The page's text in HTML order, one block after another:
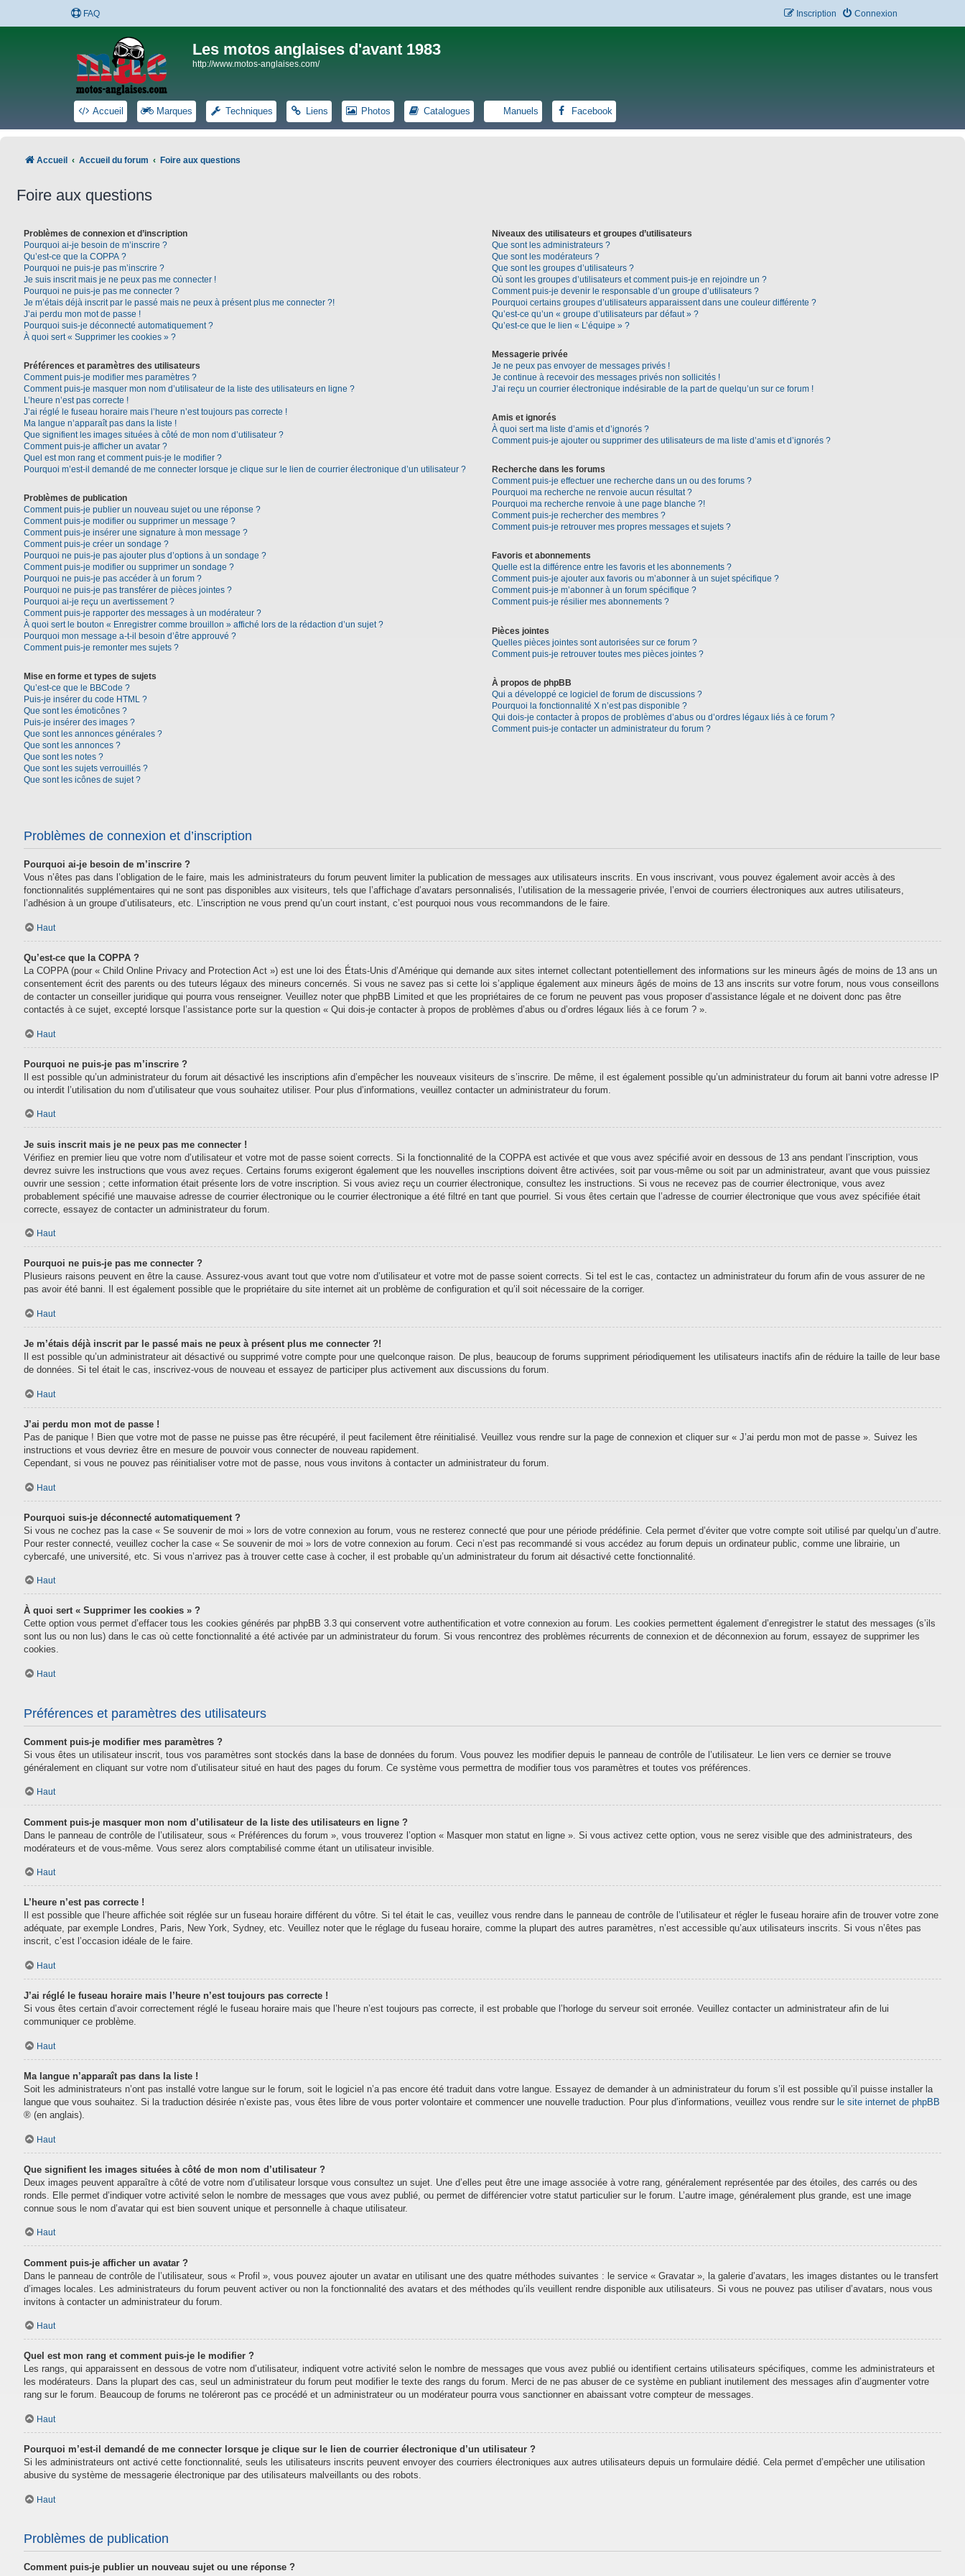
FAQ Connexion
Inscription
Les motos anglaises d'avant 1983
http://www.motos-anglaises.com/
Accueil Marques Techniques Liens Photos Catalogues Manuels Facebook
Accueil Accueil du forum Foire aux questions
Foire aux questions
Problèmes de connexion et d’inscription
Pourquoi ai-je besoin de m’inscrire ?
Qu’est-ce que la COPPA ?
Pourquoi ne puis-je pas m’inscrire ?
Je suis inscrit mais je ne peux pas me connecter !
Pourquoi ne puis-je pas me connecter ?
Je m’étais déjà inscrit par le passé mais ne peux à présent plus me connecter ?!
J’ai perdu mon mot de passe !
Pourquoi suis-je déconnecté automatiquement ?
À quoi sert « Supprimer les cookies » ?
Préférences et paramètres des utilisateurs
Comment puis-je modifier mes paramètres ?
Comment puis-je masquer mon nom d’utilisateur de la liste des utilisateurs en ligne ?
L’heure n’est pas correcte !
J’ai réglé le fuseau horaire mais l’heure n’est toujours pas correcte !
Ma langue n’apparaît pas dans la liste !
Que signifient les images situées à côté de mon nom d’utilisateur ?
Comment puis-je afficher un avatar ?
Quel est mon rang et comment puis-je le modifier ?
Pourquoi m’est-il demandé de me connecter lorsque je clique sur le lien de courrier électronique d’un utilisateur ?
Problèmes de publication
Comment puis-je publier un nouveau sujet ou une réponse ?
Comment puis-je modifier ou supprimer un message ?
Comment puis-je insérer une signature à mon message ?
Comment puis-je créer un sondage ?
Pourquoi ne puis-je pas ajouter plus d’options à un sondage ?
Comment puis-je modifier ou supprimer un sondage ?
Pourquoi ne puis-je pas accéder à un forum ?
Pourquoi ne puis-je pas transférer de pièces jointes ?
Pourquoi ai-je reçu un avertissement ?
Comment puis-je rapporter des messages à un modérateur ?
À quoi sert le bouton « Enregistrer comme brouillon » affiché lors de la rédaction d’un sujet ?
Pourquoi mon message a-t-il besoin d’être approuvé ?
Comment puis-je remonter mes sujets ?
Mise en forme et types de sujets
Qu’est-ce que le BBCode ?
Puis-je insérer du code HTML ?
Que sont les émoticônes ?
Puis-je insérer des images ?
Que sont les annonces générales ?
Que sont les annonces ?
Que sont les notes ?
Que sont les sujets verrouillés ?
Que sont les icônes de sujet ?
Niveaux des utilisateurs et groupes d’utilisateurs
Que sont les administrateurs ?
Que sont les modérateurs ?
Que sont les groupes d’utilisateurs ?
Où sont les groupes d’utilisateurs et comment puis-je en rejoindre un ?
Comment puis-je devenir le responsable d’un groupe d’utilisateurs ?
Pourquoi certains groupes d’utilisateurs apparaissent dans une couleur différente ?
Qu’est-ce qu’un « groupe d’utilisateurs par défaut » ?
Qu’est-ce que le lien « L’équipe » ?
Messagerie privée
Je ne peux pas envoyer de messages privés !
Je continue à recevoir des messages privés non sollicités !
J’ai reçu un courrier électronique indésirable de la part de quelqu’un sur ce forum !
Amis et ignorés
À quoi sert ma liste d’amis et d’ignorés ?
Comment puis-je ajouter ou supprimer des utilisateurs de ma liste d’amis et d’ignorés ?
Recherche dans les forums
Comment puis-je effectuer une recherche dans un ou des forums ?
Pourquoi ma recherche ne renvoie aucun résultat ?
Pourquoi ma recherche renvoie à une page blanche ?!
Comment puis-je rechercher des membres ?
Comment puis-je retrouver mes propres messages et sujets ?
Favoris et abonnements
Quelle est la différence entre les favoris et les abonnements ?
Comment puis-je ajouter aux favoris ou m’abonner à un sujet spécifique ?
Comment puis-je m’abonner à un forum spécifique ?
Comment puis-je résilier mes abonnements ?
Pièces jointes
Quelles pièces jointes sont autorisées sur ce forum ?
Comment puis-je retrouver toutes mes pièces jointes ?
À propos de phpBB
Qui a développé ce logiciel de forum de discussions ?
Pourquoi la fonctionnalité X n’est pas disponible ?
Qui dois-je contacter à propos de problèmes d’abus ou d’ordres légaux liés à ce forum ?
Comment puis-je contacter un administrateur du forum ?
Problèmes de connexion et d’inscription
Pourquoi ai-je besoin de m’inscrire ?
Vous n’êtes pas dans l’obligation de le faire, mais les administrateurs du forum peuvent limiter la publication de messages aux utilisateurs inscrits. En vous inscrivant, vous pouvez également avoir accès à des
fonctionnalités supplémentaires qui ne sont pas disponibles aux visiteurs, tels que l’affichage d’avatars personnalisés, l’utilisation de la messagerie privée, l’envoi de courriers électroniques aux autres utilisateurs,
l’adhésion à un groupe d’utilisateurs, etc. L’inscription ne vous prend qu’un court instant, c’est pourquoi nous vous recommandons de le faire.
Haut
Qu’est-ce que la COPPA ?
La COPPA (pour « Child Online Privacy and Protection Act ») est une loi des États-Unis d’Amérique qui demande aux sites internet collectant potentiellement des informations sur les mineurs âgés de moins de 13 ans un
consentement écrit des parents ou des tuteurs légaux des mineurs concernés. Si vous ne savez pas si cette loi s’applique également aux mineurs âgés de moins de 13 ans inscrits sur votre forum, nous vous conseillons
de contacter un conseiller juridique qui pourra vous renseigner. Veuillez noter que phpBB Limited et que les propriétaires de ce forum ne peuvent pas vous proposer d’assistance légale et ne doivent donc pas être
contactés à ce sujet, excepté lorsque l’assistance porte sur la question « Qui dois-je contacter à propos de problèmes d’abus ou d’ordres légaux liés à ce forum ? ».
Haut
Pourquoi ne puis-je pas m’inscrire ?
Il est possible qu’un administrateur du forum ait désactivé les inscriptions afin d’empêcher les nouveaux visiteurs de s’inscrire. De même, il est également possible qu’un administrateur du forum ait banni votre adresse IP
ou interdit l’utilisation du nom d’utilisateur que vous souhaitez utiliser. Pour plus d’informations, veuillez contacter un administrateur du forum.
Haut
Je suis inscrit mais je ne peux pas me connecter !
Vérifiez en premier lieu que votre nom d’utilisateur et votre mot de passe soient corrects. Si la fonctionnalité de la COPPA est activée et que vous avez spécifié avoir en dessous de 13 ans pendant l’inscription, vous
devrez suivre les instructions que vous avez reçues. Certains forums exigeront également que les nouvelles inscriptions doivent être activées, soit par vous-même ou soit par un administrateur, avant que vous puissiez
ouvrir une session ; cette information était présente lors de votre inscription. Si vous aviez reçu un courrier électronique, consultez les instructions. Si vous ne recevez pas de courrier électronique, vous avez
probablement spécifié une mauvaise adresse de courrier électronique ou le courrier électronique a été filtré en tant que pourriel. Si vous êtes certain que l’adresse de courrier électronique que vous avez spécifiée était
correcte, essayez de contacter un administrateur du forum.
Haut
Pourquoi ne puis-je pas me connecter ?
Plusieurs raisons peuvent en être la cause. Assurez-vous avant tout que votre nom d’utilisateur et votre mot de passe soient corrects. Si tel est le cas, contactez un administrateur du forum afin de vous assurer de ne
pas avoir été banni. Il est également possible que le propriétaire du site internet ait un problème de configuration et qu’il soit nécessaire de la corriger.
Haut
Je m’étais déjà inscrit par le passé mais ne peux à présent plus me connecter ?!
Il est possible qu’un administrateur ait désactivé ou supprimé votre compte pour une quelconque raison. De plus, beaucoup de forums suppriment périodiquement les utilisateurs inactifs afin de réduire la taille de leur base
de données. Si tel était le cas, inscrivez-vous de nouveau et essayez de participer plus activement aux discussions du forum.
Haut
J’ai perdu mon mot de passe !
Pas de panique ! Bien que votre mot de passe ne puisse pas être récupéré, il peut facilement être réinitialisé. Veuillez vous rendre sur la page de connexion et cliquer sur « J’ai perdu mon mot de passe ». Suivez les
instructions et vous devriez être en mesure de pouvoir vous connecter de nouveau rapidement.
Cependant, si vous ne pouvez pas réinitialiser votre mot de passe, nous vous invitons à contacter un administrateur du forum.
Haut
Pourquoi suis-je déconnecté automatiquement ?
Si vous ne cochez pas la case « Se souvenir de moi » lors de votre connexion au forum, vous ne resterez connecté que pour une période prédéfinie. Cela permet d’éviter que votre compte soit utilisé par quelqu’un d’autre.
Pour rester connecté, veuillez cocher la case « Se souvenir de moi » lors de votre connexion au forum. Ceci n’est pas recommandé si vous accédez au forum depuis un ordinateur public, comme une librairie, un
cybercafé, une université, etc. Si vous n’arrivez pas à trouver cette case à cocher, il est probable qu’un administrateur du forum ait désactivé cette fonctionnalité.
Haut
À quoi sert « Supprimer les cookies » ?
Cette option vous permet d’effacer tous les cookies générés par phpBB 3.3 qui conservent votre authentification et votre connexion au forum. Les cookies permettent également d’enregistrer le statut des messages (s’ils
sont lus ou non lus) dans le cas où cette fonctionnalité a été activée par un administrateur du forum. Si vous rencontrez des problèmes récurrents de connexion et de déconnexion au forum, essayez de supprimer les
cookies.
Haut
Préférences et paramètres des utilisateurs
Comment puis-je modifier mes paramètres ?
Si vous êtes un utilisateur inscrit, tous vos paramètres sont stockés dans la base de données du forum. Vous pouvez les modifier depuis le panneau de contrôle de l’utilisateur. Le lien vers ce dernier se trouve
généralement en cliquant sur votre nom d’utilisateur situé en haut des pages du forum. Ce système vous permettra de modifier tous vos paramètres et toutes vos préférences.
Haut
Comment puis-je masquer mon nom d’utilisateur de la liste des utilisateurs en ligne ?
Dans le panneau de contrôle de l’utilisateur, sous « Préférences du forum », vous trouverez l’option « Masquer mon statut en ligne ». Si vous activez cette option, vous ne serez visible que des administrateurs, des
modérateurs et de vous-même. Vous serez alors comptabilisé comme étant un utilisateur invisible.
Haut
L’heure n’est pas correcte !
Il est possible que l’heure affichée soit réglée sur un fuseau horaire différent du vôtre. Si tel était le cas, veuillez vous rendre dans le panneau de contrôle de l’utilisateur et régler le fuseau horaire afin de trouver votre zone
adéquate, par exemple Londres, Paris, New York, Sydney, etc. Veuillez noter que le réglage du fuseau horaire, comme la plupart des autres paramètres, n’est accessible qu’aux utilisateurs inscrits. Si vous n’êtes pas
inscrit, c’est l’occasion idéale de le faire.
Haut
J’ai réglé le fuseau horaire mais l’heure n’est toujours pas correcte !
Si vous êtes certain d’avoir correctement réglé le fuseau horaire mais que l’heure n’est toujours pas correcte, il est probable que l’horloge du serveur soit erronée. Veuillez contacter un administrateur afin de lui
communiquer ce problème.
Haut
Ma langue n’apparaît pas dans la liste !
Soit les administrateurs n’ont pas installé votre langue sur le forum, soit le logiciel n’a pas encore été traduit dans votre langue. Essayez de demander à un administrateur du forum s’il est possible qu’il puisse installer la
langue que vous souhaitez. Si la traduction désirée n’existe pas, vous êtes libre de vous porter volontaire et commencer une nouvelle traduction. Pour plus d’informations, veuillez vous rendre sur le site internet de phpBB
® (en anglais).
Haut
Que signifient les images situées à côté de mon nom d’utilisateur ?
Deux images peuvent apparaître à côté de votre nom d’utilisateur lorsque vous consultez un sujet. Une d’elles peut être une image associée à votre rang, généralement représentée par des étoiles, des carrés ou des
ronds. Elle permet d’indiquer votre activité selon le nombre de messages que vous avez publié, ou permet de différencier votre statut particulier sur le forum. L’autre image, généralement plus grande, est une image
connue sous le nom d’avatar qui est bien souvent unique et personnelle à chaque utilisateur.
Haut
Comment puis-je afficher un avatar ?
Dans le panneau de contrôle de l’utilisateur, sous « Profil », vous pouvez ajouter un avatar en utilisant une des quatre méthodes suivantes : le service « Gravatar », la galerie d’avatars, les images distantes ou le transfert
d’images locales. Les administrateurs du forum peuvent activer ou non la fonctionnalité des avatars et des méthodes qu’ils veuillent rendre disponible aux utilisateurs. Si vous ne pouvez pas utiliser d’avatars, nous vous
invitons à contacter un administrateur du forum.
Haut
Quel est mon rang et comment puis-je le modifier ?
Les rangs, qui apparaissent en dessous de votre nom d’utilisateur, indiquent votre activité selon le nombre de messages que vous avez publié ou identifient certains utilisateurs spécifiques, comme les administrateurs et
les modérateurs. Dans la plupart des cas, seul un administrateur du forum peut modifier le texte des rangs du forum. Merci de ne pas abuser de ce système en publiant inutilement des messages afin d’augmenter votre
rang sur le forum. Beaucoup de forums ne toléreront pas ce procédé et un administrateur ou un modérateur pourra vous sanctionner en abaissant votre compteur de messages.
Haut
Pourquoi m’est-il demandé de me connecter lorsque je clique sur le lien de courrier électronique d’un utilisateur ?
Si les administrateurs ont activé cette fonctionnalité, seuls les utilisateurs inscrits peuvent envoyer des courriers électroniques aux autres utilisateurs depuis un formulaire dédié. Cela permet d’empêcher une utilisation
abusive du système de messagerie électronique par des utilisateurs malveillants ou des robots.
Haut
Problèmes de publication
Comment puis-je publier un nouveau sujet ou une réponse ?